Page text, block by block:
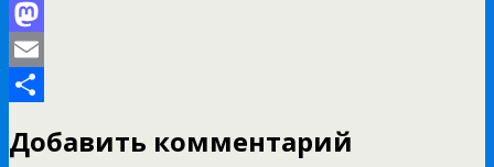
Facebook
Mastodon
Email
Добавить комментарий